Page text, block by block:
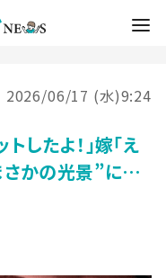
2026/06/17 (水)9:24
したよ！」嫁「え
さかの光景”に…